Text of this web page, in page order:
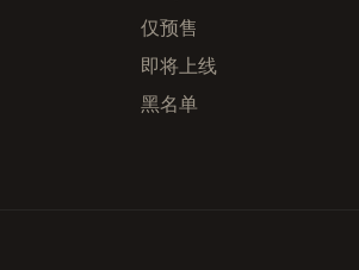
仅预售
即将上线
黑名单